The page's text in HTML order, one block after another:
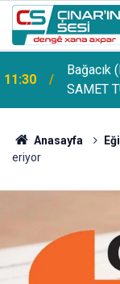
11:30
Bağacık
SAMET
Anasayfa
eriyor